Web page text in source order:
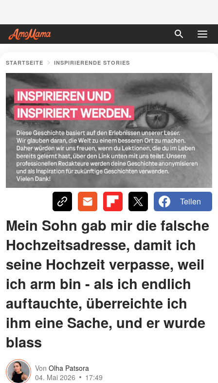
STARTSEITE INSPIRIERENDE STORIES
Teilen
Mein Sohn gab mir die falsche
Hochzeitsadresse, damit ich
seine Hochzeit verpasse, weil
ich arm bin - als ich endlich
auftauchte, überreichte ich
ihm eine Sache, und er wurde
blass
Von Olha Patsora
04. Mai 2026
17:49